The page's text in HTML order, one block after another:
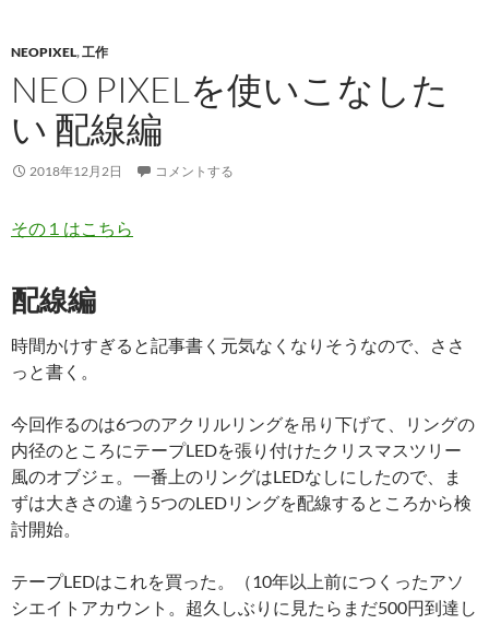
NEOPIXEL,工作
NEO PIXELを使いこなした
い 配線編
2018年12月2日 コメントする
その１はこちら
配線編
時間かけすぎると記事書く元気なくなりそうなので、ささ
っと書く。
今回作るのは6つのアクリルリングを吊り下げて、リングの
内径のところにテープLEDを張り付けたクリスマスツリー
風のオブジェ。一番上のリングはLEDなしにしたので、ま
ずは大きさの違う5つのLEDリングを配線するところから検
討開始。
テープLEDはこれを買った。（10年以上前につくったアソ
シエイトアカウント。超久しぶりに見たらまだ500円到達し